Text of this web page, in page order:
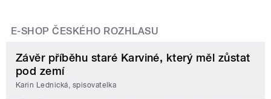
E-SHOP ČESKÉHO ROZHLASU
Závěr příběhu staré Karviné, který měl zůstat
pod zemí
Karin Lednická, spisovatelka